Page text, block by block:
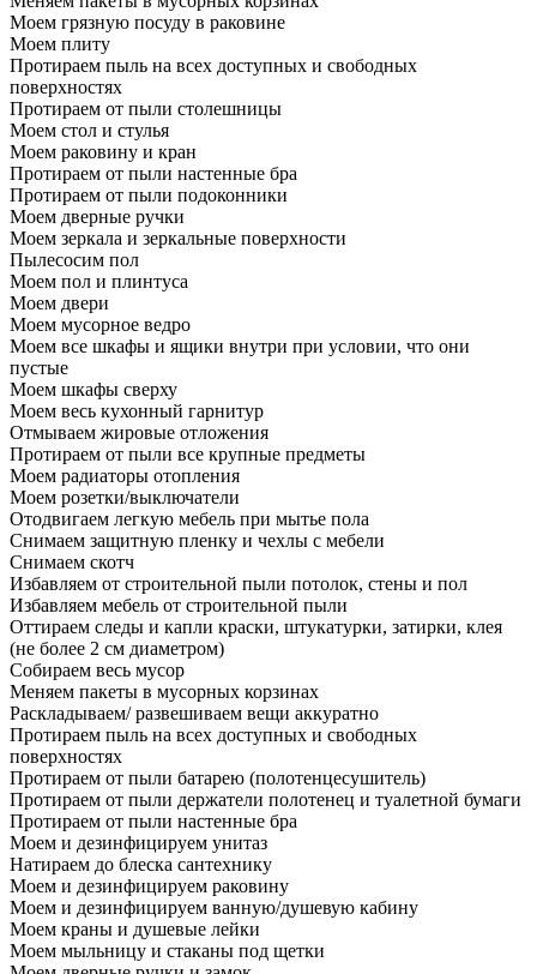
Моем грязную посуду в раковине
Моем плиту
Протираем пыль на всех доступных и свободных
поверхностях
Протираем от пыли столешницы
Моем стол и стулья
Моем раковину и кран
Протираем от пыли настенные бра
Протираем от пыли подоконники
Моем дверные ручки
Моем зеркала и зеркальные поверхности
Пылесосим пол
Моем пол и плинтуса
Моем двери
Моем мусорное ведро
Моем все шкафы и ящики внутри при условии, что они
пустые
Моем шкафы сверху
Моем весь кухонный гарнитур
Отмываем жировые отложения
Протираем от пыли все крупные предметы
Моем радиаторы отопления
Моем розетки/выключатели
Отодвигаем легкую мебель при мытье пола
Снимаем защитную пленку и чехлы с мебели
Снимаем скотч
Избавляем от строительной пыли потолок, стены и пол
Избавляем мебель от строительной пыли
Оттираем следы и капли краски, штукатурки, затирки, клея
(не более 2 см диаметром)
Собираем весь мусор
Меняем пакеты в мусорных корзинах
Раскладываем/ развешиваем вещи аккуратно
Протираем пыль на всех доступных и свободных
поверхностях
Протираем от пыли батарею (полотенцесушитель)
Протираем от пыли держатели полотенец и туалетной бумаги
Протираем от пыли настенные бра
Моем и дезинфицируем унитаз
Натираем до блеска сантехнику
Моем и дезинфицируем раковину
Моем и дезинфицируем ванную/душевую кабину
Моем краны и душевые лейки
Моем мыльницу и стаканы под щетки